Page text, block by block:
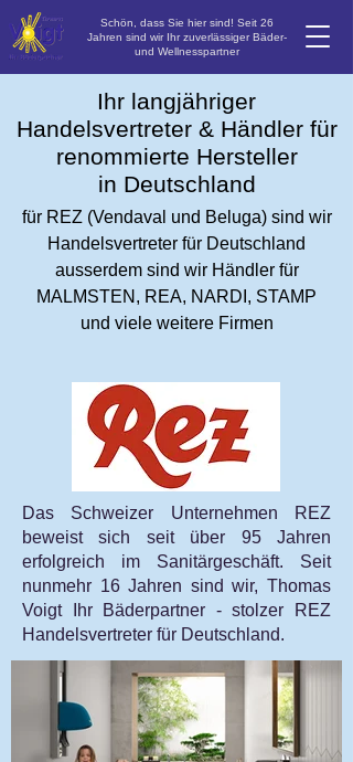
Schön, dass Sie hier sind! Seit 26
Jahren sind wir Ihr zuverlässiger Bäder-
und Wellnesspartner
Ihr langjähriger
Handelsvertreter & Händler für
renommierte Hersteller
in Deutschland
für REZ (Vendaval und Beluga) sind wir
Handelsvertreter für Deutschland
ausserdem sind wir Händler für
MALMSTEN, REA, NARDI, STAMP
und viele weitere Firmen
Das Schweizer Unternehmen REZ
beweist sich seit über 95 Jahren
erfolgreich im Sanitärgeschäft. Seit
nunmehr 16 Jahren sind wir, Thomas
Voigt Ihr Bäderpartner - stolzer REZ
Handelsvertreter für Deutschland.​